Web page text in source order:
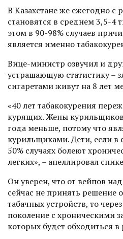
В Казахстане же ежегодно с
становятся в среднем 3,5-4
этом в 90-98% случаев
является именно
Вице-министр озвучил и
устрашающую статистику –
сигаретами живут на 8 лет
«40 лет табакокурения
курящих. Жены
года меньше, потому что
курильщиками. Дети, если в
50% случаях болеют
легких», – апеллировал
Он уверен, что от вейпов
сейчас не принять решение
табачных устройств, то
поколение с хроническими
которых будет обходиться